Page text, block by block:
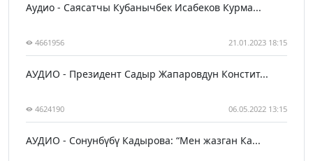
Аудио - Саясатчы Кубанычбек Исабеков Курма...
4661956 21.01.2023 18:15
АУДИО - Президент Садыр Жапаровдун Констит...
4624190 06.05.2022 13:15
АУДИО - Сонунбүбү Кадырова: “Мен жазган Ка...